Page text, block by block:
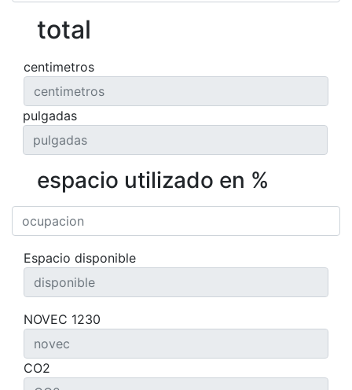
total
centimetros
pulgadas
espacio utilizado en %
Espacio disponible
NOVEC 1230
CO2